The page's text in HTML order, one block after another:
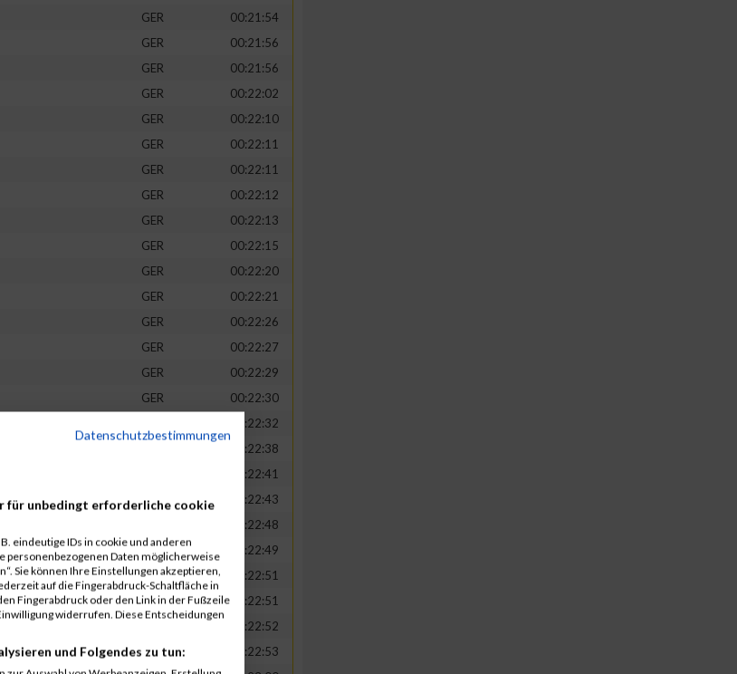
GER
00:21:54
GER
00:21:56
GER
00:21:56
GER
00:22:02
GER
00:22:10
GER
00:22:11
GER
00:22:11
GER
00:22:12
GER
00:22:13
GER
00:22:15
GER
00:22:20
GER
00:22:21
GER
00:22:26
GER
00:22:27
GER
00:22:29
GER
00:22:30
00:22:32
00:22:38
00:22:41
GER
00:22:43
00:22:48
GER
00:22:49
GER
00:22:51
GER
00:22:51
00:22:52
GER
00:22:53
Datenschutzbestimmungen
für unbedingt erforderliche cookie
eindeutige IDs in cookie und anderen
personenbezogenen Daten möglicherweise
Sie können Ihre Einstellungen akzeptieren,
auf die Fingerabdruck-Schaltfläche in
Fingerabdruck oder den Link in der Fußzeile
widerrufen. Diese Entscheidungen
und Folgendes zu tun: